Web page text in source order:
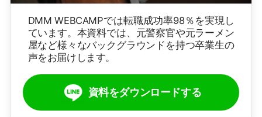
DMM WEBCAMPでは転職成功率98％を実現し
ています。本資料では、元警察官や元ラーメン
屋など様々なバックグラウンドを持つ卒業生の
声をお届けします。
資料をダウンロードする